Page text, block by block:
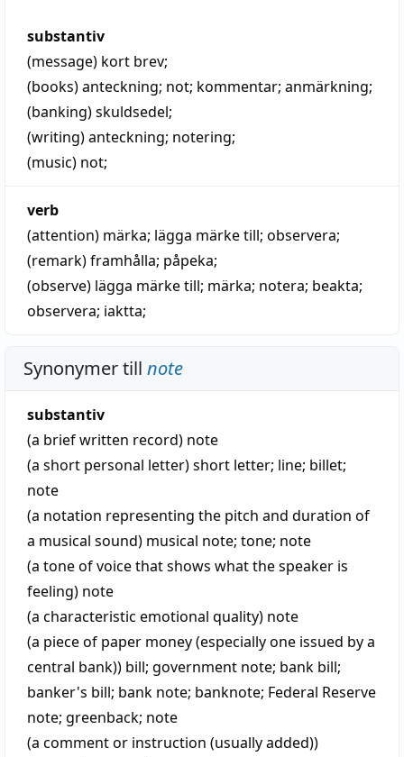
substantiv
(message) kort brev;
(books)anteckning; not; kommentar; anmärkning;
(banking)skuldsedel;
(writing)anteckning; notering;
(music) not;
verb
(attention) märka; lägga märke till; observera;
(remark)framhålla; påpeka;
(observe) lägga märke till; märka; notera; beakta;
observera; iaktta;
Synonymer till note
substantiv
(a brief written record) note
(a short personal letter)short letter; line; billet;
note
(a notation representing the pitch and duration of
a musical sound) musical note; tone; note
(a tone of voice that shows what the speaker is
feeling) note
(a characteristic emotional quality) note
(a piece of paper money (especially one issued by a
central bank)) bill; government note; bank bill;
banker's bill; bank note; banknote; Federal Reserve
note; greenback; note
(a comment or instruction (usually added))